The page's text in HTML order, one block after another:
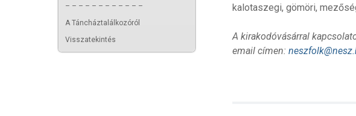
– – – – – – – – – – – –
A Táncháztalálkozóról
Visszatekintés
kalotaszegi, gömöri,
A kirakodóvásárral
email címen: